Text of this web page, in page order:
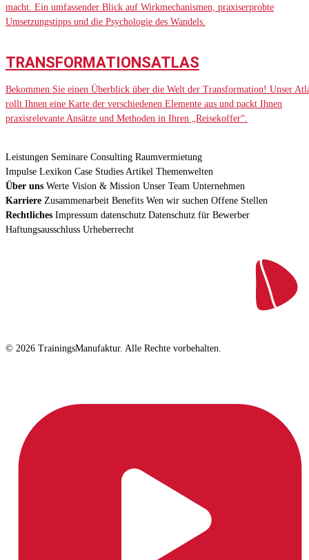
macht. Ein umfassender Blick auf Wirkmechanismen, praxiserprobte
Umsetzungstipps und die Psychologie des Wandels.
TRANSFORMATIONSATLAS
Bekommen Sie einen Überblick über die Welt der Transformation! Unser
rollt Ihnen eine Karte der verschiedenen Elemente aus und packt Ihnen
praxisrelevante Ansätze und Methoden in Ihren „Reisekoffer“.
Leistungen Seminare Consulting Raumvermietung
Impulse Lexikon Case Studies Artikel Themenwelten
Über uns Werte Vision & Mission Unser Team Unternehmen
Karriere Zusammenarbeit Benefits Wen wir suchen Offene Stellen
Rechtliches Impressum datenschutz Datenschutz für Bewerber
Haftungsausschluss Urheberrecht
© 2026 TrainingsManufaktur. Alle Rechte vorbehalten.